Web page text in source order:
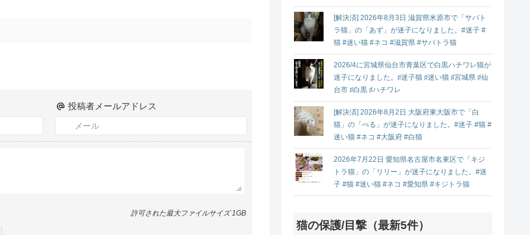
投稿者メールアドレス
許可された最大ファイルサイズ 1GB
[解決済] 2026年8月3日 滋賀県米原市で「サバト
ラ猫」の「あず」が迷子になりました。#迷子 #
猫 #迷い猫 #ネコ #滋賀県 #サバトラ猫
2026/4に宮城県仙台市青葉区で白黒ハチワレ猫が
迷子になりました。♯迷子猫 ♯迷い猫 ♯宮城県 ♯仙
台市 ♯白黒 ♯ハチワレ
[解決済] 2026年8月2日 大阪府東大阪市で「白
猫」の「べる」が迷子になりました。#迷子 #猫 #
迷い猫 #ネコ #大阪府 #白猫
2026年7月22日 愛知県名古屋市名東区で「キジ
トラ猫」の「リリー」が迷子になりました。#迷
子 #猫 #迷い猫 #ネコ #愛知県 #キジトラ猫
猫の保護/目撃（最新5件）